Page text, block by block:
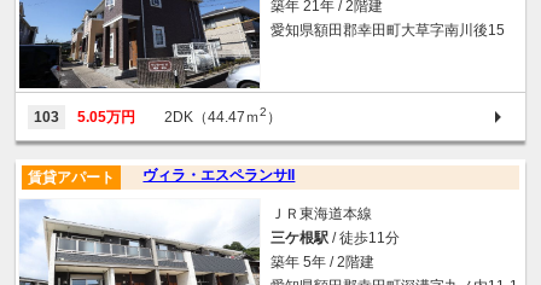
築年 21年 / 2階建
愛知県額田郡幸田町大草字南川後15
103 5.05万円 2DK（44.47ｍ2 ）
ヴィラ・エスペランサII
賃貸アパート
ＪＲ東海道本線
三ケ根駅 / 徒歩11分
築年 5年 / 2階建